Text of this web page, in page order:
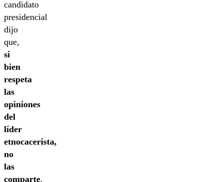
candidato
presidencial
dijo
que,
si
bien
respeta
las
opiniones
del
líder
etnocacerista,
no
las
comparte.